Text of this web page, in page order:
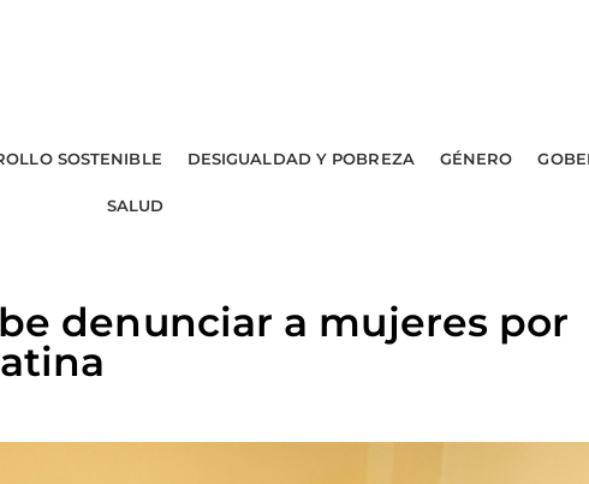
SOSTENIBLE DESIGUALDAD Y POBREZA GÉNERO
SALUD
denunciar a mujeres por